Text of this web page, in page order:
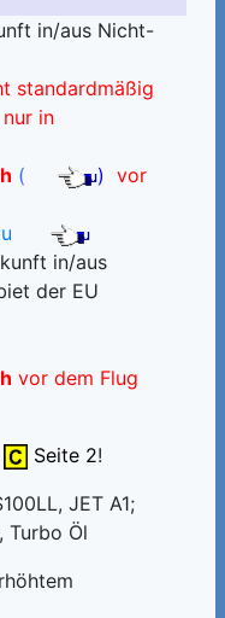
in/aus Nicht-
standardmäßig
in
( ) vor
in/aus
der EU
vor dem Flug
Seite 2!
JET A1;
Turbo Öl